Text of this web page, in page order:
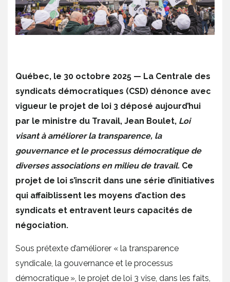
Québec, le 30 octobre 2025 — La Centrale des
syndicats démocratiques (CSD) dénonce avec
vigueur le projet de loi 3 déposé aujourd’hui
par le ministre du Travail, Jean Boulet, Loi
visant à améliorer la transparence, la
gouvernance et le processus démocratique de
diverses associations en milieu de travail. Ce
projet de loi s’inscrit dans une série d’initiatives
qui affaiblissent les moyens d’action des
syndicats et entravent leurs capacités de
négociation.
Sous prétexte d’améliorer « la transparence
syndicale, la gouvernance et le processus
démocratique », le projet de loi 3 vise, dans les faits,